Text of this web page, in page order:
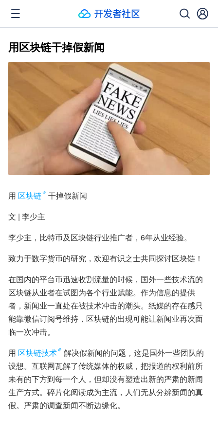
用区块链干掉假新闻
用 区块链
干掉假新闻
文 | 李少主
李少主，比特币及区块链行业推广者，6年从业经验。
致力于数字货币的研究，欢迎有识之士共同探讨区块链！
在国内的平台币迅速收割流量的时候，国外一些技术流的
区块链从业者在试图为各个行业赋能。作为信息的提供
者，新闻业一直处在被技术冲击的潮头。纸媒的存在感只
能靠微信订阅号维持，区块链的出现可能让新闻业再次面
临一次冲击。
用 区块链技术
解决假新闻的问题，这是国外一些团队的
设想。互联网瓦解了传统媒体的权威，把报道的权利前所
未有的下方到每一个人，但却没有塑造出新的严肃的新闻
生产方式。碎片化阅读成为主流，人们无从分辨新闻的真
假。严肃的调查新闻不断边缘化。